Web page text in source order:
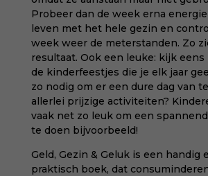
Probeer dan de week erna
leven met het hele gezin en
week weer de meterstanden. Zo
resultaat. Ook een leuke: kijk
de kinderfeestjes die je elk jaar
zo nodig om er een dure dag van
allerlei prijzige activiteiten?
vaak net zo leuk om een
te doen bijvoorbeeld!
Geld, Gezin & Geluk is een handig
praktisch boek, dat